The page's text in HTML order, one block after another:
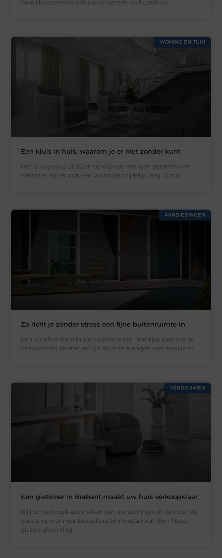
zakelijke professionals dat projecten op locatie op
WONING EN TUIN
Een kluis in huis: waarom je er niet zonder kunt
Het is augustus 2026 en terwijl veel mensen genieten van
vakantie, zijn er ook veel woningen tijdelijk leeg. Dat is
AANBIEDINGEN
Zo richt je zonder stress een fijne buitenruimte in
Een comfortabele buitenruimte is een heerlijke plek om te
ontspannen, te eten en tijd door te brengen met familie of
VERBOUWEN
Een gietvloer in Brabant maakt uw huis verkoopklaar
Bij het verkoopklaar maken van uw woning valt de vloer als
eerste op wanneer bezoekers binnenstappen. Een frisse,
gladde afwerking